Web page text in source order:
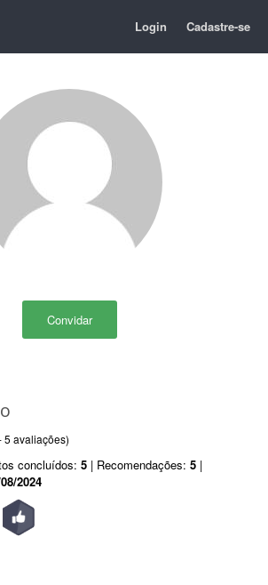
Login Cadastre-se
Convidar
5 avaliações)
concluídos: 5 | Recomendações: 5 |
2024